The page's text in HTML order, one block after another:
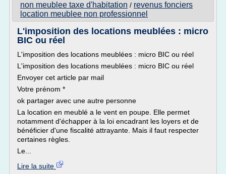
non meublee taxe d'habitation / revenus fonciers
location meublee non professionnel
L'imposition des locations meublées : micro
BIC ou réel
L'imposition des locations meublées : micro BIC ou réel
L'imposition des locations meublées : micro BIC ou réel
Envoyer cet article par mail
Votre prénom *
ok partager avec une autre personne
La location en meublé a le vent en poupe. Elle permet
notamment d'échapper à la loi encadrant les loyers et de
bénéficier d'une fiscalité attrayante. Mais il faut respecter
certaines règles.
Le...
Lire la suite